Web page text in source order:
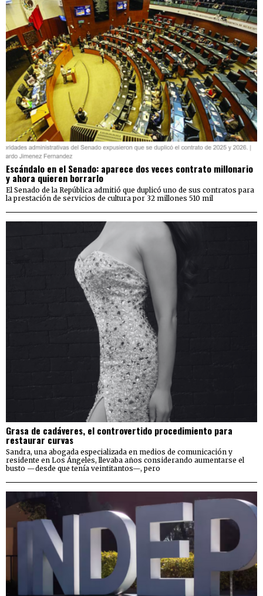
Escándalo en el Senado: aparece dos veces contrato millonario
y ahora quieren borrarlo
El Senado de la República admitió que duplicó uno de sus contratos para
la prestación de servicios de cultura por 32 millones 510 mil
Grasa de cadáveres, el controvertido procedimiento para
restaurar curvas
Sandra, una abogada especializada en medios de comunicación y
residente en Los Ángeles, llevaba años considerando aumentarse el
busto —desde que tenía veintitantos—, pero